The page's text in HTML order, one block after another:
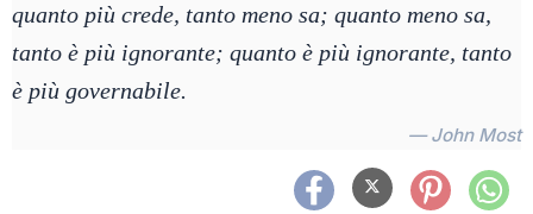
quanto più crede, tanto meno sa; quanto meno sa,
tanto è più ignorante; quanto è più ignorante, tanto
è più governabile.
— John Most